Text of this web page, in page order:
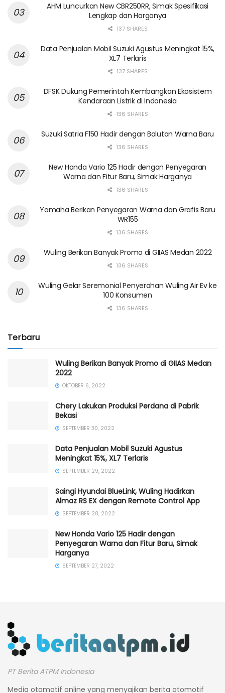
AHM Luncurkan New CBR250RR, Simak Spesifikasi
Lengkap dan Harganya
137 SHARES
Data Penjualan Mobil Suzuki Agustus Meningkat 15%,
XL7 Terlaris
137 SHARES
DFSK Dukung Pemerintah Kembangkan Ekosistem
Kendaraan Listrik di Indonesia
136 SHARES
Suzuki Satria F150 Hadir dengan Balutan Warna Baru
136 SHARES
New Honda Vario 125 Hadir dengan Penyegaran
Warna dan Fitur Baru, Simak Harganya
136 SHARES
Yamaha Berikan Penyegaran Warna dan Grafis Baru
WR155
136 SHARES
Wuling Berikan Banyak Promo di GIIAS Medan 2022
136 SHARES
Wuling Gelar Seremonial Penyerahan Wuling Air Ev ke
100 Konsumen
136 SHARES
Terbaru
Wuling Berikan Banyak Promo di GIIAS Medan
2022
OKTOBER 6, 2022
Chery Lakukan Produksi Perdana di Pabrik
Bekasi
SEPTEMBER 30, 2022
Data Penjualan Mobil Suzuki Agustus
Meningkat 15%, XL7 Terlaris
SEPTEMBER 29, 2022
Saingi Hyundai BlueLink, Wuling Hadirkan
Almaz RS EX dengan Remote Control App
SEPTEMBER 28, 2022
New Honda Vario 125 Hadir dengan
Penyegaran Warna dan Fitur Baru, Simak
Harganya
SEPTEMBER 27, 2022
PT Berita ATPM Indonesia
Media otomotif online yang menyajikan berita otomotif